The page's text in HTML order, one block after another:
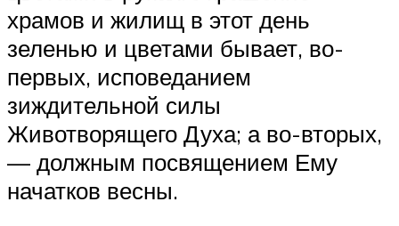
храмов и жилищ в этот день
зеленью и цветами бывает, во-
первых, исповеданием
зиждительной силы
Животворящего Духа; а во-вторых,
— должным посвящением Ему
начатков весны.